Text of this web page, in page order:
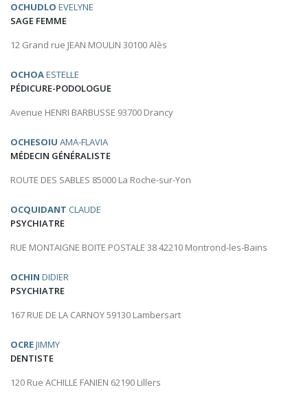
OCHUDLO EVELYNE
SAGE FEMME
12 Grand rue JEAN MOULIN 30100 Alès
OCHOAESTELLE
PÉDICURE-PODOLOGUE
Avenue HENRI BARBUSSE 93700 Drancy
OCHESOIU AMA-FLAVIA
MÉDECIN GÉNÉRALISTE
ROUTE DES SABLES 85000 La Roche-sur-Yon
OCQUIDANT CLAUDE
PSYCHIATRE
RUE MONTAIGNE BOITE POSTALE 38 42210 Montrond-les-Bains
OCHIN DIDIER
PSYCHIATRE
167 RUE DE LA CARNOY 59130 Lambersart
OCREJIMMY
DENTISTE
120 Rue ACHILLE FANIEN 62190 Lillers